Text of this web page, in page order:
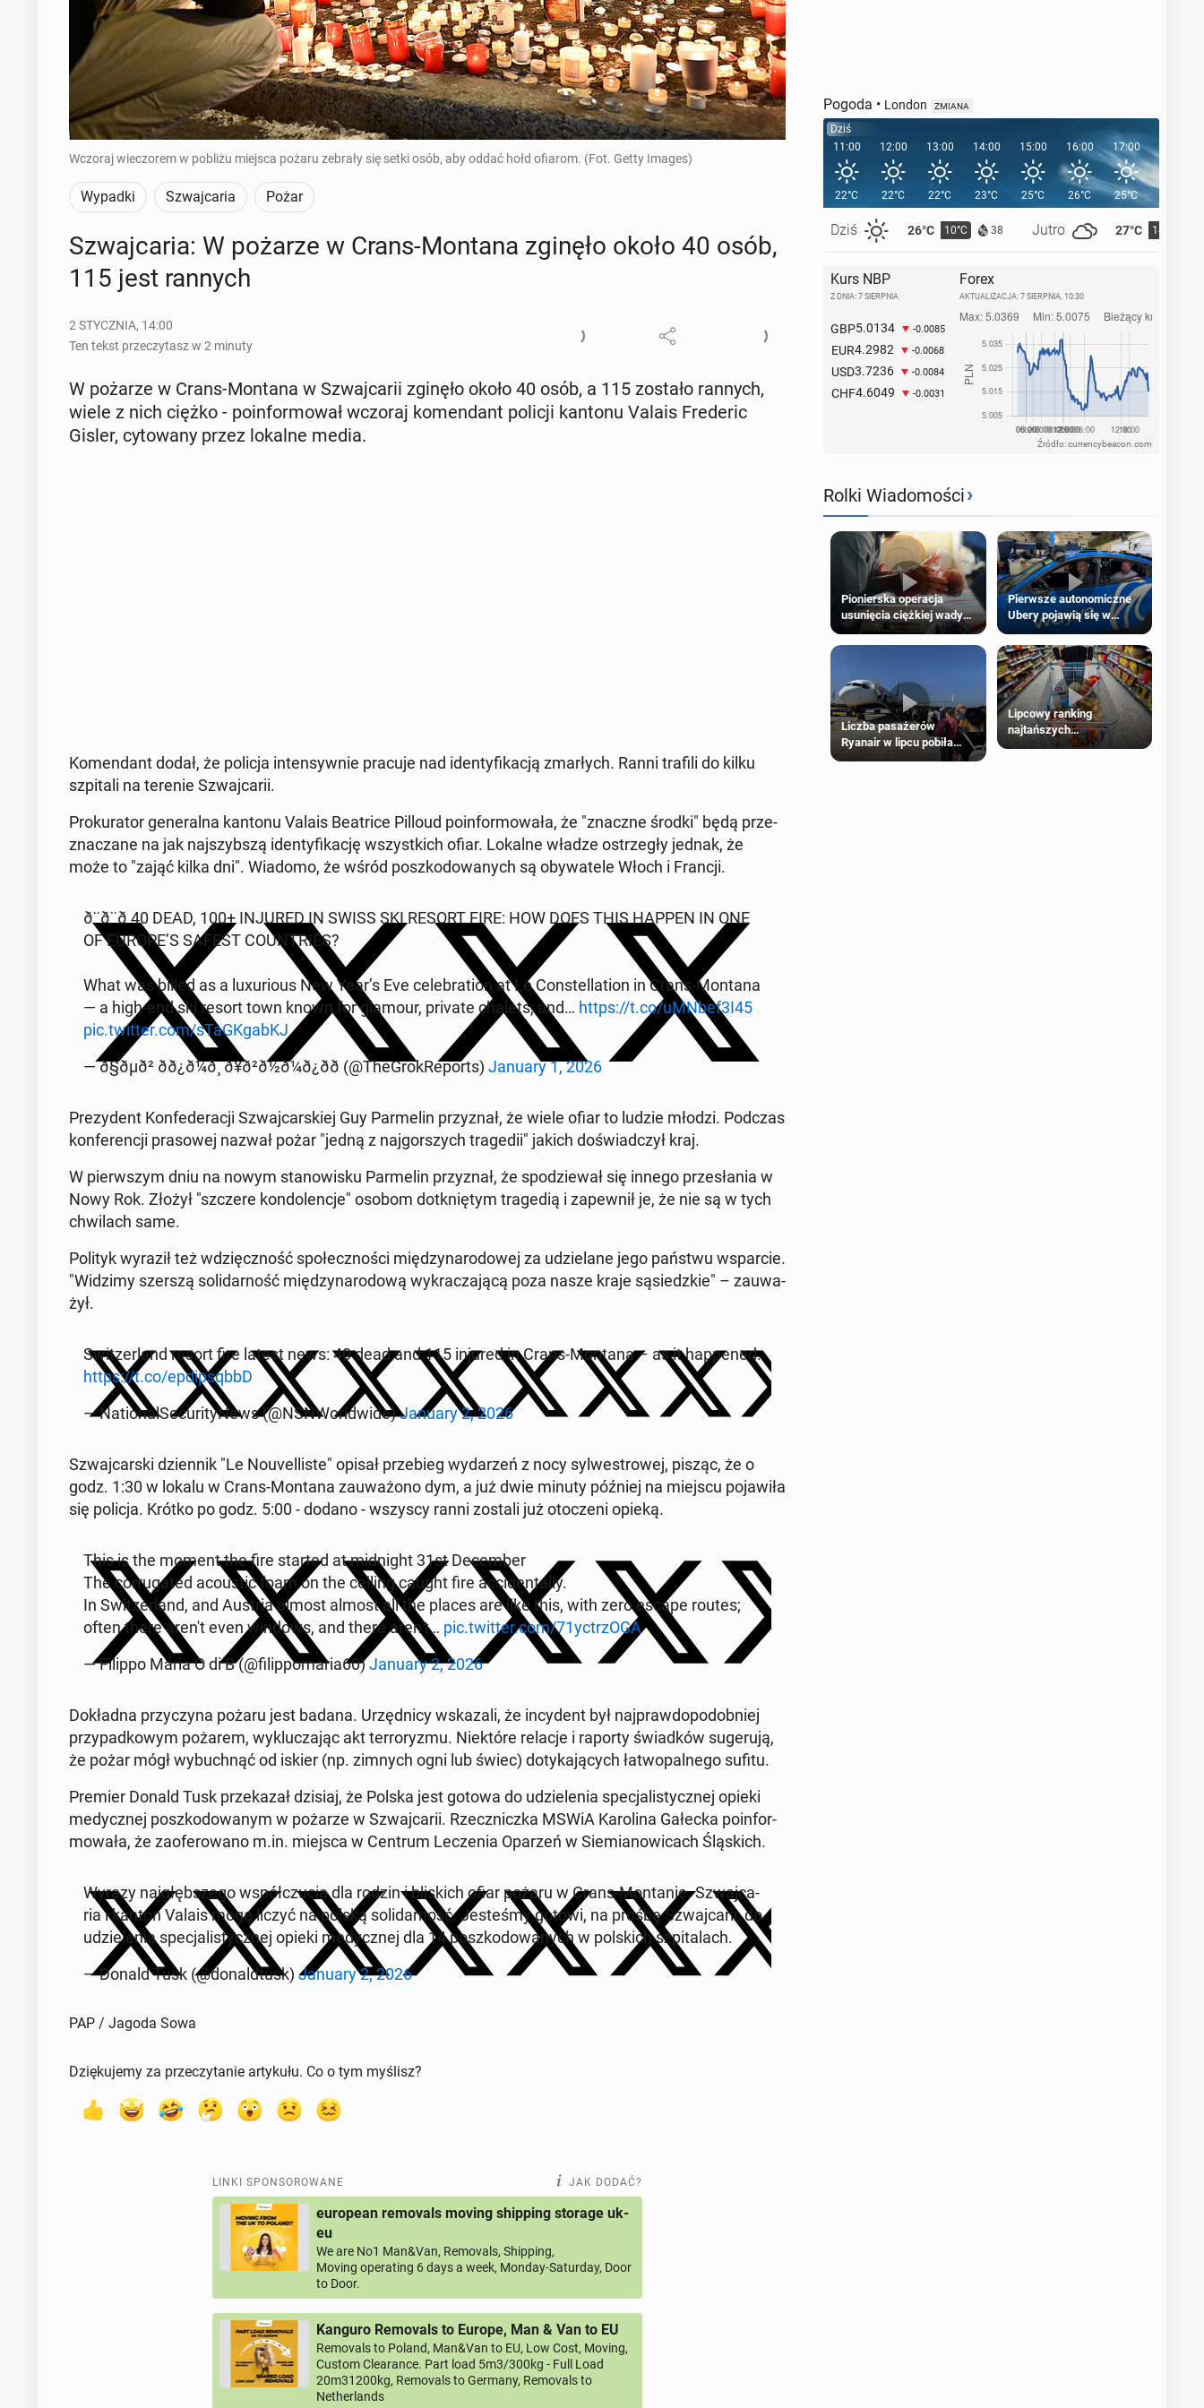
Wczoraj wieczorem w pobliżu miejsca pożaru zebrały się setki osób, aby oddać hołd ofiarom. (Fot. Getty Images)
Wypadki Szwajcaria Pożar
Szwaj­ca­ria: W pożarze w Crans-Montana zginęło około 40 osób,
115 jest rannych
2 STYCZNIA, 14:00
Ten tekst przeczytasz w 2 minuty
W pożarze w Crans-Montana w Szwaj­ca­rii zginęło około 40 osób, a 115 zostało rannych,
wiele z nich ciężko - po­in­for­mo­wał wczoraj ko­men­dant policji kantonu Valais Fre­de­ric
Gisler, cy­to­wa­ny przez lokalne media.
Ko­men­dant dodał, że policja in­ten­syw­nie pracuje nad iden­ty­fi­ka­cją zmar­łych. Ranni trafili do kilku
szpi­ta­li na terenie Szwaj­ca­rii.
Pro­ku­ra­tor ge­ne­ral­na kantonu Valais Be­atri­ce Pilloud po­in­for­mo­wa­ła, że "znaczne środki" będą prze­
zna­cza­ne na jak naj­szyb­szą iden­ty­fi­ka­cję wszyst­kich ofiar. Lokalne władze ostrze­gły jednak, że
może to "zająć kilka dni". Wiadomo, że wśród po­szko­do­wa­nych są oby­wa­te­le Włoch i Francji.
ð¨ð¨ð­ 40 DEAD, 100+ INJURED IN SWISS SKI RESORT FIRE: HOW DOES THIS HAPPEN IN ONE
OF EUROPE’S SAFEST CO­UN­TRIES?
What was billed as a lu­xu­rio­us New Year’s Eve ce­le­bra­tion at Le Con­stel­la­tion in Crans-Montana
— a high-end ski resort town known for glamour, private chalets, and… https://t.co/uMNbef3I45
pic.twitter.com/sTaGK­gabKJ
— ð§ðµð² ðð¿ð¼ð¸ ð¥ð²ð½ð¼ð¿ðð (@The­Gro­kRe­ports) January 1, 2026
Pre­zy­dent Kon­fe­de­ra­cji Szwaj­car­skiej Guy Par­me­lin przy­znał, że wiele ofiar to ludzie młodzi. Podczas
kon­fe­ren­cji pra­so­wej nazwał pożar "jedną z naj­gor­szych tra­ge­dii" jakich do­świad­czył kraj.
W pierw­szym dniu na nowym sta­no­wi­sku Par­me­lin przy­znał, że spo­dzie­wał się innego prze­sła­nia w
Nowy Rok. Złożył "szczere kon­do­len­cje" osobom do­tknię­tym tra­ge­dią i za­pew­nił je, że nie są w tych
chwi­lach same.
Polityk wyraził też wdzięcz­ność spo­łecz­no­ści mię­dzy­na­ro­do­wej za udzie­la­ne jego państwu wspar­cie.
"Widzimy szerszą so­li­dar­ność mię­dzy­na­ro­do­wą wy­kra­cza­ją­cą poza nasze kraje są­siedz­kie" – za­uwa­
żył.
Swit­zer­land resort fire latest news: 40 dead and 115 injured in Crans-Montana – as it hap­pe­ned.
https://t.co/ep­dip­sqbbD
— Na­tio­nal­Se­cu­ri­ty­News (@NSN­Worl­dwi­de)January 2, 2026
Szwaj­car­ski dzien­nik "Le No­uvel­li­ste" opisał prze­bieg wy­da­rzeń z nocy syl­we­stro­wej, pisząc, że o
godz. 1:30 w lokalu w Crans-Montana za­uwa­żo­no dym, a już dwie minuty później na miejscu po­ja­wi­ła
się policja. Krótko po godz. 5:00 - dodano - wszyscy ranni zostali już oto­cze­ni opieką.
This is the moment the fire started at mid­ni­ght 31st De­cem­ber
The cor­ru­ga­ted aco­ustic foam on the ceiling caught fire ac­ci­den­tal­ly.
In Swit­zer­land, and Austria almost almost all the places are like this, with zero escape routes;
often there aren't even windows, and there aren't… pic.twitter.com/71yc­trzO­GA
— Filippo Maria O di B (@fi­lip­po­ma­ria60)January 2, 2026
Do­kład­na przy­czy­na pożaru jest badana. Urzęd­ni­cy wska­za­li, że in­cy­dent był naj­praw­do­po­dob­niej
przy­pad­ko­wym pożarem, wy­klu­cza­jąc akt ter­ro­ry­zmu. Nie­któ­re relacje i raporty świad­ków su­ge­ru­ją,
że pożar mógł wy­buch­nąć od iskier (np. zimnych ogni lub świec) do­ty­ka­ją­cych ła­two­pal­ne­go sufitu.
Premier Donald Tusk prze­ka­zał dzisiaj, że Polska jest gotowa do udzie­le­nia spe­cja­li­stycz­nej opieki
me­dycz­nej po­szko­do­wa­nym w pożarze w Szwaj­ca­rii. Rzecz­nicz­ka MSWiA Ka­ro­li­na Gałecka po­in­for­
mo­wa­ła, że za­ofe­ro­wa­no m.in. miejsca w Centrum Le­cze­nia Oparzeń w Sie­mia­no­wi­cach Ślą­skich.
Wyrazy naj­głęb­sze­go współ­czu­cia dla rodzin i bli­skich ofiar pożaru w Crans-Mon­ta­nie. Szwaj­ca­
ria i kanton Valais mogą liczyć na polską so­li­dar­ność. Je­ste­śmy gotowi, na prośbę Szwaj­ca­rii, do
udzie­le­nia spe­cja­li­stycz­nej opieki me­dycz­nej dla 14 po­szko­do­wa­nych w pol­skich szpi­ta­lach.
— Donald Tusk (@do­nald­tusk) January 2, 2026
PAP / Jagoda Sowa
Dziękujemy za przeczytanie artykułu. Co o tym myślisz?
LINKI SPONSOROWANE JAK DODAĆ?
european removals moving shipping storage uk-
eu
We are No1 Man&Van, Removals, Shipping,
Moving operating 6 days a week, Monday-Saturday, Door
to Door.
Kanguro Removals to Europe, Man & Van to EU
Removals to Poland, Man&Van to EU, Low Cost, Moving,
Custom Clearance. Part load 5m3/300kg - Full Load
20m31200kg, Removals to Germany, Removals to
Netherlands
Pogoda • London ZMIANA
Dziś
11:00
22°C
Dziś 26°C 10°C 38 Jutro 27°C 14°C
12:00
22°C
13:00
22°C
14:00
23°C
15:00
25°C
16:00
26°C
17:00
25°C
18:00
Kurs NBP
Z DNIA: 7 SIERPNIA
GBP5.0134 -0.0085
EUR4.2982 -0.0068
USD3.7236 -0.0084
CHF4.6049 -0.0031
Forex
AKTUALIZACJA: 7 SIERPNIA, 10:30
Źródło: currencybeacon.com
Rolki Wiadomości›
Pionierska operacja
usunięcia ciężkiej wady
wrodzonej płodu w łonie
matki
Pierwsze autonomiczne
Ubery pojawią się w
Londynie jeszcze tego
lata
Liczba pasażerów
Ryanair w lipcu pobiła
rekord
Lipcowy ranking
najtańszych
supermarketów